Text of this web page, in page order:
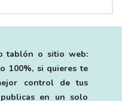
tablón o sitio web:
100%, si quieres te
control de tus
en un solo